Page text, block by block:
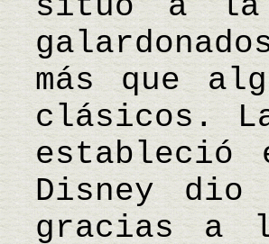
más que
clásicos.
estableció
Disney dio
gracias a